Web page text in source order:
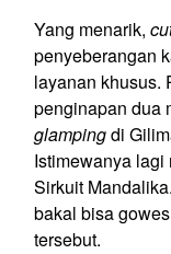
Yang menarik,
penyeberangan
layanan khusus.
penginapan dua
glampingdi
Istimewanya
Sirkuit
bakal bisa
tersebut.